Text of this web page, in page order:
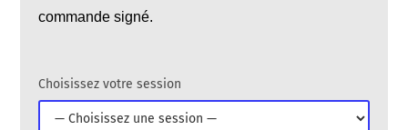
commande signé.
V
e
Choisissez votre session